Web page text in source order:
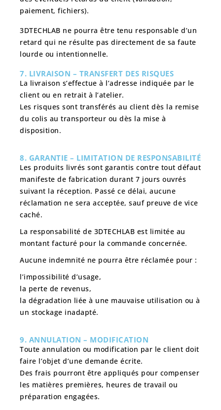
paiement, fichiers).
3DTECHLAB ne pourra être tenu responsable d’un
retard qui ne résulte pas directement de sa faute
lourde ou intentionnelle.
7. LIVRAISON – TRANSFERT DES RISQUES
La livraison s’effectue à l’adresse indiquée par le
client ou en retrait à l’atelier.
Les risques sont transférés au client dès la remise
du colis au transporteur ou dès la mise à
disposition.
8. GARANTIE – LIMITATION DE RESPONSABILITÉ
Les produits livrés sont garantis contre tout défaut
manifeste de fabrication durant 7 jours ouvrés
suivant la réception. Passé ce délai, aucune
réclamation ne sera acceptée, sauf preuve de vice
caché.
La responsabilité de 3DTECHLAB est limitée au
montant facturé pour la commande concernée.
Aucune indemnité ne pourra être réclamée pour :
l’impossibilité d’usage,
la perte de revenus,
la dégradation liée à une mauvaise utilisation ou à
un stockage inadapté.
9. ANNULATION – MODIFICATION
Toute annulation ou modification par le client doit
faire l’objet d’une demande écrite.
Des frais pourront être appliqués pour compenser
les matières premières, heures de travail ou
préparation engagées.